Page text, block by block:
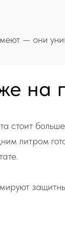
— они
на
стоит
литром